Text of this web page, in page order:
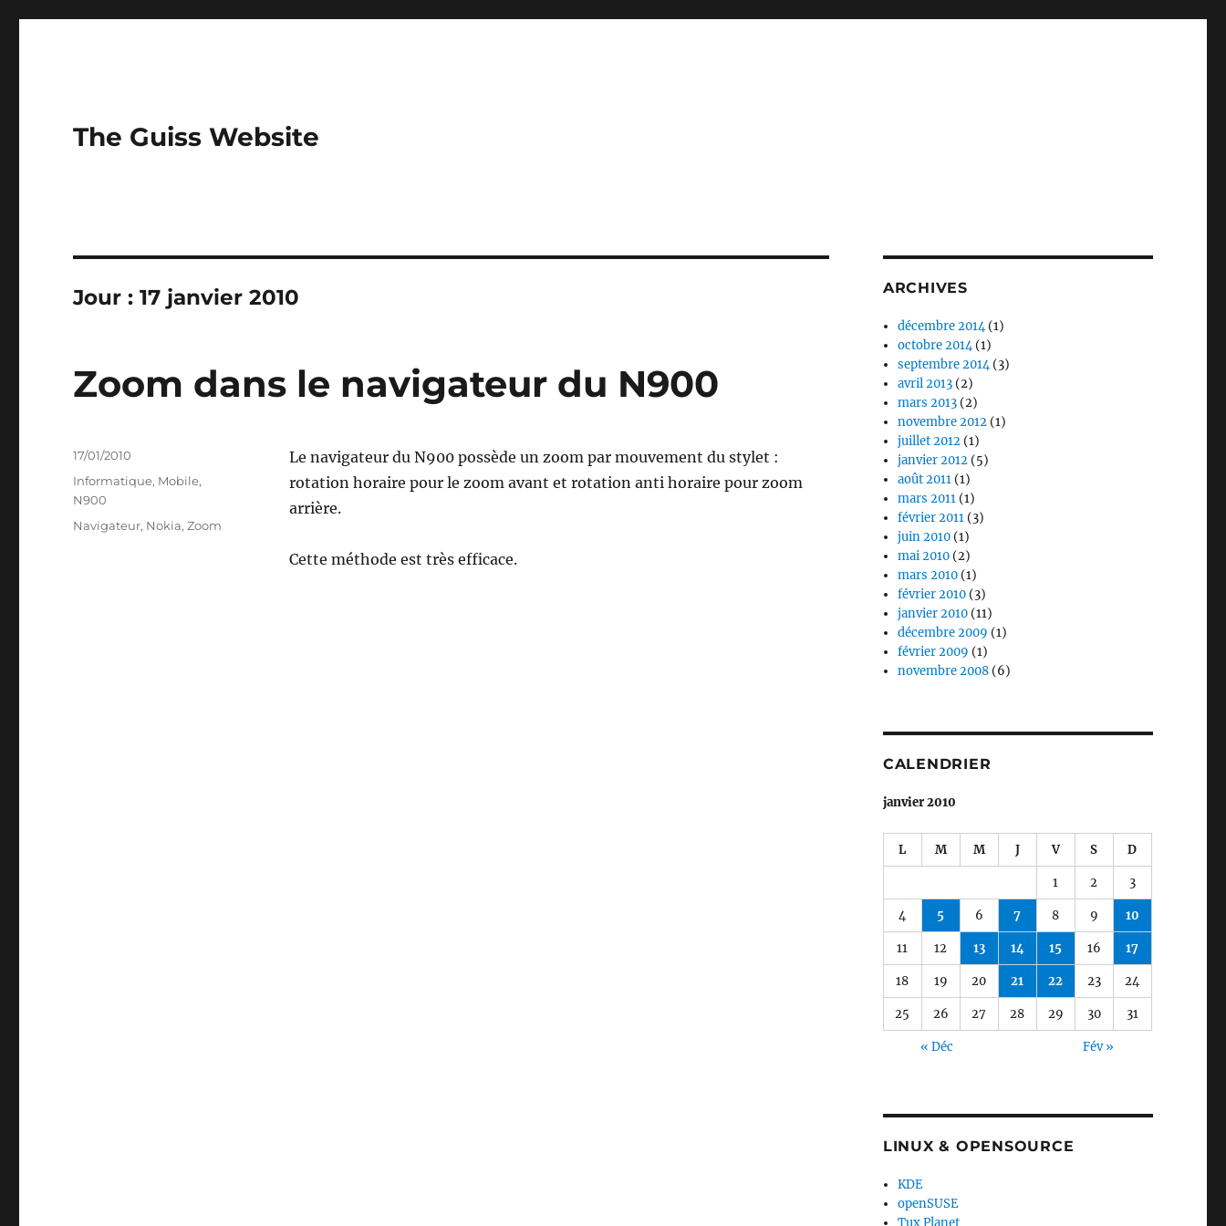
The Guiss Website
Jour :17 janvier 2010
Zoom dans le navigateur du N900
Le navigateur du N900 possède un zoom par mouvement du stylet :
rotation horaire pour le zoom avant et rotation anti horaire pour zoom
arrière.
Cette méthode est très efficace.
Publié
17/01/2010
Catégories
Informatique, Mobile,
N900
Étiquettes
Navigateur, Nokia,Zoom
ARCHIVES
décembre 2014(1)
octobre 2014(1)
septembre 2014(3)
avril 2013 (2)
mars 2013 (2)
novembre 2012 (1)
juillet 2012 (1)
janvier 2012 (5)
août 2011 (1)
mars 2011 (1)
février 2011 (3)
juin 2010 (1)
mai 2010 (2)
mars 2010 (1)
février 2010 (3)
janvier 2010 (11)
décembre 2009 (1)
février 2009 (1)
novembre 2008 (6)
CALENDRIER
janvier 2010
L M M J V S D
1 2 3
4 5 6 7 8 9 10
11 12 13 14 15 16 17
18 19 20 21 22 23 24
25 26 27 28 29 30 31
« Déc Fév »
LINUX & OPENSOURCE
KDE
openSUSE
Tux Planet